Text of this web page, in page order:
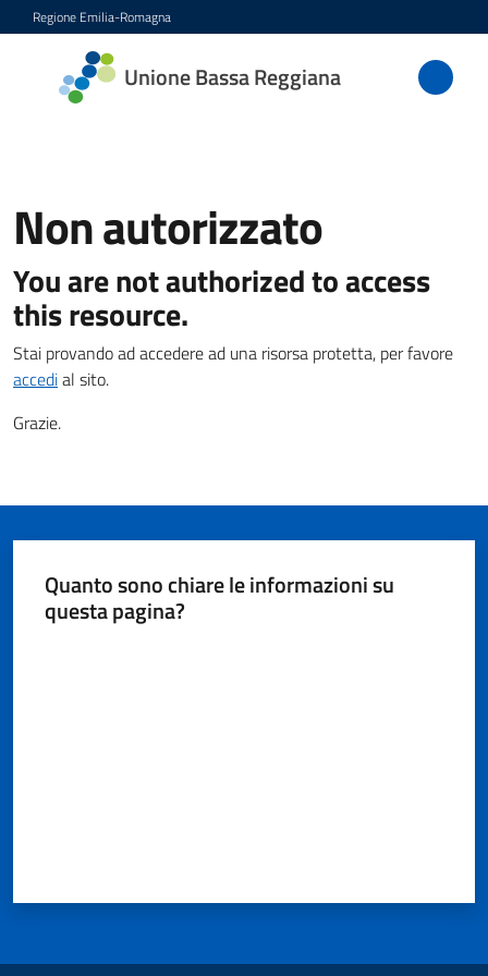
Vai al contenuto
Vai alla navigazione
Vai al footer
Regione Emilia-Romagna
Unione Bassa Reggiana
Unione
Bassa
Amministrazione
Novità
Servizi
Vivere
l'Unione
Tutti
gli
argomenti...
Non autorizzato
You are not authorized to access
this resource.
Stai provando ad accedere ad una risorsa protetta, per favore
accedial sito.
Grazie.
Quanto sono chiare le informazioni su
questa pagina?